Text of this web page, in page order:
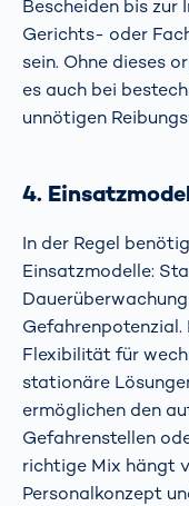
Bescheiden bis
Gerichts- oder
sein. Ohne dieses
es auch bei
unnötigen
4.
In der Regel
Einsatzmodelle:
Flexibilität für
stationäre
ermöglichen den
Gefahrenstellen
richtige Mix hängt
Personalkonzept